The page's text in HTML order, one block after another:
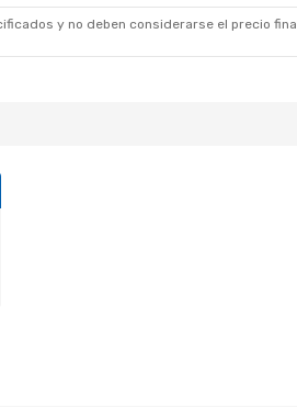
- SMR
y no deben considerarse el precio